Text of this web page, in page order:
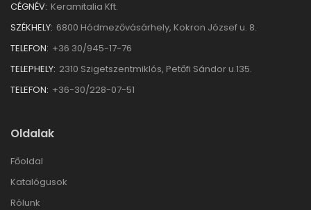
CÉGNÉV: Keramitalia Kft.
SZÉKHELY: 6800 Hódmezővásárhely, Kokron József u. 8.
TELEFON: +36 30/945-17-76
TELEPHELY: 2310 Szigetszentmiklós, Petőfi Sándor u.135.
TELEFON: +36-30/228-07-51
Oldalak
Főoldal
Katalógusok
Rólunk